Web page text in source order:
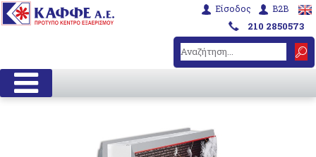
B2B
Είσοδος
210 2850573